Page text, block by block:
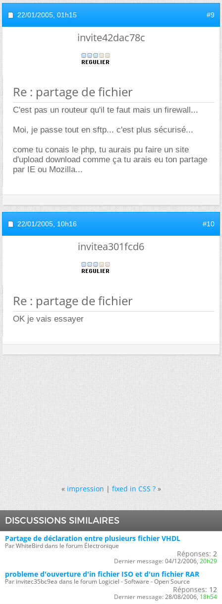
22/01/2005, 01h15 #9
invite42dac78c
Re : partage de fichier
C'est pas un routeur qu'il te faut mais un firewall...
Moi, je passe tout en sftp... c'est plus sécurisé...
come tu conais le php, tu aurais pu faire un site
d'upload download comme ça tu arais eu ton partage
par IE ou Mozilla...
22/01/2005, 10h16 #10
invitea301fcd6
Re : partage de fichier
OK je vais essayer
« impression|fixed in CSS ? »
DISCUSSIONS SIMILAIRES
Partage de déclaration entre plusieurs fichier VHDL
Par WhiteBird dans le forum Électronique
Réponses: 2
Dernier message: 04/12/2006, 20h29
probleme d'ouverture d'in fichier ISO et d'un fichier RAR
Par invitec35bc9ea dans le forum Logiciel - Software - Open Source
Réponses: 12
Dernier message: 28/08/2006, 18h54